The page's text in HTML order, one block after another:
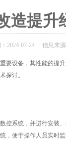
造提升
：2024-07-24 信息来
设备，其性能的提
探讨。
系统，并进行安装
，便于操作人员实时